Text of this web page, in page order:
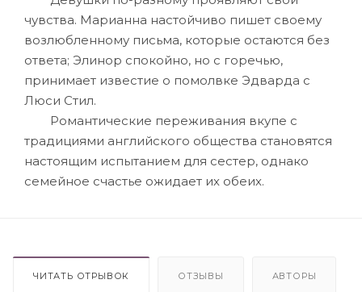
чувства. Марианна настойчиво пишет своему
возлюбленному письма, которые остаются без
ответа; Элинор спокойно, но с горечью,
принимает известие о помолвке Эдварда с
Люси Стил.
Романтические переживания вкупе с
традициями английского общества становятся
настоящим испытанием для сестер, однако
семейное счастье ожидает их обеих.
ЧИТАТЬ ОТРЫВОК ОТЗЫВЫ АВТОРЫ